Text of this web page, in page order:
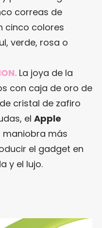
correas de
cinco colores
verde, rosa o
La joya de la
con caja de oro de
cristal de zafiro
el Apple
maniobra más
el gadget en
y el lujo.